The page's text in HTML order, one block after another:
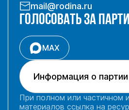
mail@rodina.ru
ГОЛОСОВАТЬ ЗА
MAX
Информация о партии
При полном или частичном
материалов ссылка на